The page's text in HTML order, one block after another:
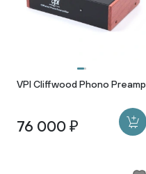
VPI Cliffwood Phono Preamp
76 000 ₽